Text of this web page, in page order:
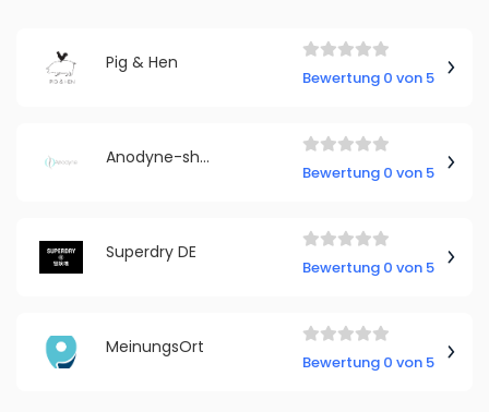
Pig & Hen
Bewertung 0 von 5
Anodyne-shop.de - Haltungskorrigierende Kleidung
Bewertung 0 von 5
Superdry DE
Bewertung 0 von 5
MeinungsOrt
Bewertung 0 von 5